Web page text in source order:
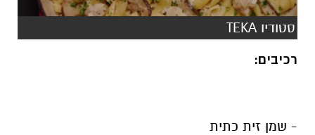
סטודיו TEKA
רכיבים:
- שמן זית כתית